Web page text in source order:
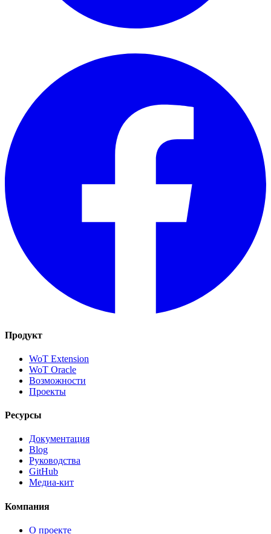
Продукт
WoT Extension
WoT Oracle
Возможности
Проекты
Ресурсы
Документация
Blog
Руководства
GitHub
Медиа-кит
Компания
О проекте